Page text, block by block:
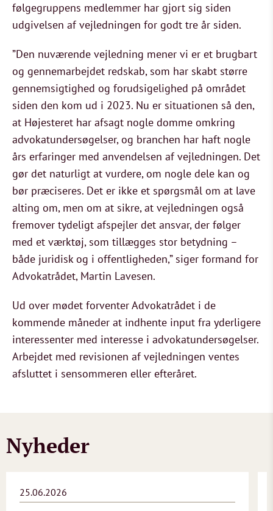
følgegruppens medlemmer har gjort sig siden
udgivelsen af vejledningen for godt tre år siden.
”Den nuværende vejledning mener vi er et brugbart
og gennemarbejdet redskab, som har skabt større
gennemsigtighed og forudsigelighed på området
siden den kom ud i 2023. Nu er situationen så den,
at Højesteret har afsagt nogle domme omkring
advokatundersøgelser, og branchen har haft nogle
års erfaringer med anvendelsen af vejledningen. Det
gør det naturligt at vurdere, om nogle dele kan og
bør præciseres. Det er ikke et spørgsmål om at lave
alting om, men om at sikre, at vejledningen også
fremover tydeligt afspejler det ansvar, der følger
med et værktøj, som tillægges stor betydning –
både juridisk og i offentligheden,” siger formand for
Advokatrådet, Martin Lavesen.
Ud over mødet forventer Advokatrådet i de
kommende måneder at indhente input fra yderligere
interessenter med interesse i advokatundersøgelser.
Arbejdet med revisionen af vejledningen ventes
afsluttet i sensommeren eller efteråret.
Nyheder
25.06.2026